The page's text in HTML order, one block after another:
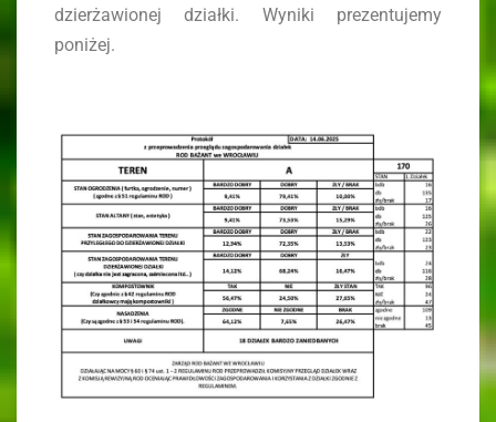
dzierżawionej działki. Wyniki prezentujemy
poniżej.